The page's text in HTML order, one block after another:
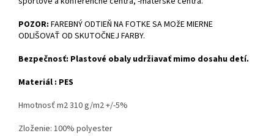
POZOR: FAREBNÝ ODTIEŇ NA FOTKE SA MOžE MIERNE
ODLIŠOVAŤ OD SKUTOČNEJ FARBY.
Bezpečnosť: Plastové obaly udržiavať mimo dosahu detí.
Materiál : PES
Hmotnosť m2 310 g/m2 +/-5%
Zloženie: 100% polyester